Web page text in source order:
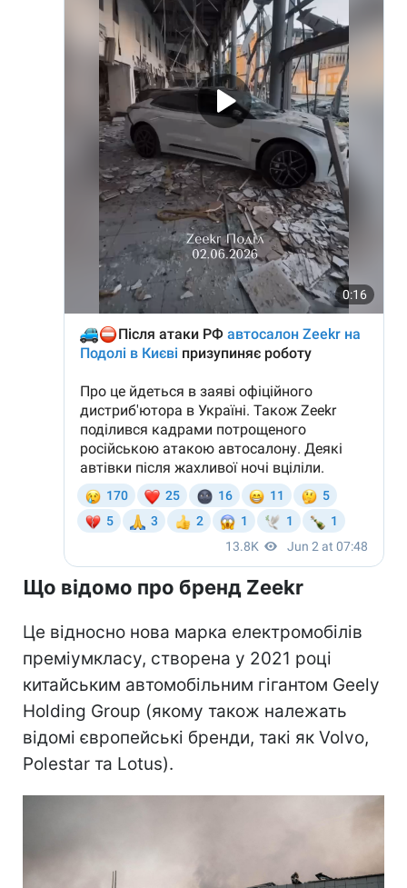
Що відомо про бренд Zeekr
Це відносно нова марка електромобілів
преміумкласу, створена у 2021 році
китайським автомобільним гігантом Geely
Holding Group (якому також належать
відомі європейські бренди, такі як Volvo,
Polestar та Lotus).